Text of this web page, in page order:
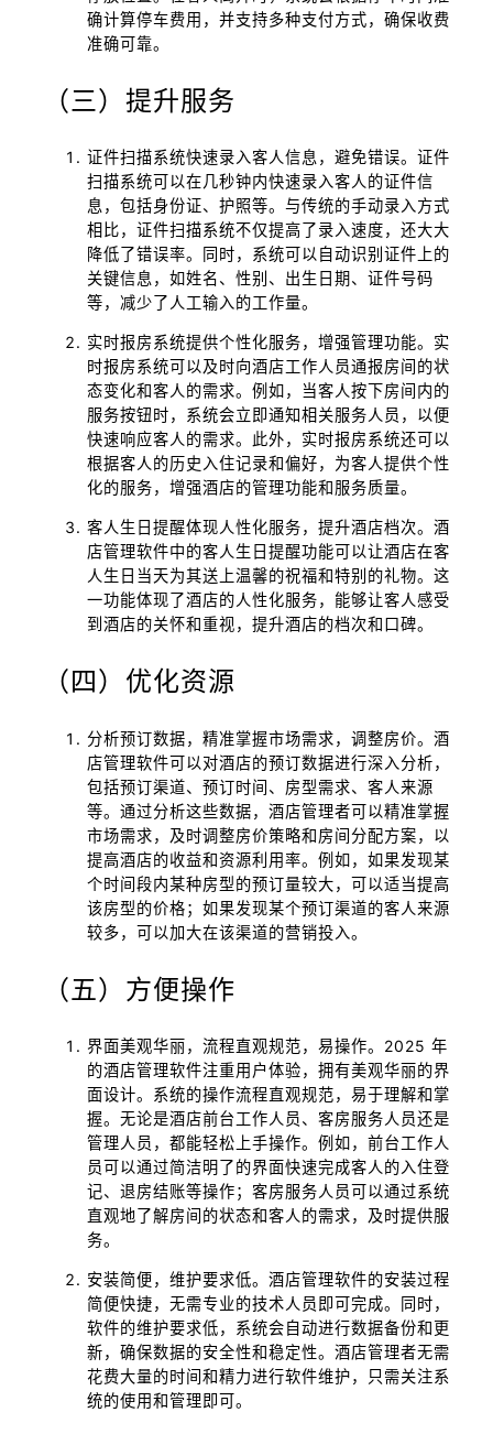
确计算停车费用，并支持多种支付方式，确保收费
准确可靠。
（三）提升服务
证件扫描系统快速录入客人信息，避免错误。证件
扫描系统可以在几秒钟内快速录入客人的证件信
息，包括身份证、护照等。与传统的手动录入方式
相比，证件扫描系统不仅提高了录入速度，还大大
降低了错误率。同时，系统可以自动识别证件上的
关键信息，如姓名、性别、出生日期、证件号码
等，减少了人工输入的工作量。
实时报房系统提供个性化服务，增强管理功能。实
时报房系统可以及时向酒店工作人员通报房间的状
态变化和客人的需求。例如，当客人按下房间内的
服务按钮时，系统会立即通知相关服务人员，以便
快速响应客人的需求。此外，实时报房系统还可以
根据客人的历史入住记录和偏好，为客人提供个性
化的服务，增强酒店的管理功能和服务质量。
客人生日提醒体现人性化服务，提升酒店档次。酒
店管理软件中的客人生日提醒功能可以让酒店在客
人生日当天为其送上温馨的祝福和特别的礼物。这
一功能体现了酒店的人性化服务，能够让客人感受
到酒店的关怀和重视，提升酒店的档次和口碑。
（四）优化资源
分析预订数据，精准掌握市场需求，调整房价。酒
店管理软件可以对酒店的预订数据进行深入分析，
包括预订渠道、预订时间、房型需求、客人来源
等。通过分析这些数据，酒店管理者可以精准掌握
市场需求，及时调整房价策略和房间分配方案，以
提高酒店的收益和资源利用率。例如，如果发现某
个时间段内某种房型的预订量较大，可以适当提高
该房型的价格；如果发现某个预订渠道的客人来源
较多，可以加大在该渠道的营销投入。
（五）方便操作
界面美观华丽，流程直观规范，易操作。2025 年
的酒店管理软件注重用户体验，拥有美观华丽的界
面设计。系统的操作流程直观规范，易于理解和掌
握。无论是酒店前台工作人员、客房服务人员还是
管理人员，都能轻松上手操作。例如，前台工作人
员可以通过简洁明了的界面快速完成客人的入住登
记、退房结账等操作；客房服务人员可以通过系统
直观地了解房间的状态和客人的需求，及时提供服
务。
安装简便，维护要求低。酒店管理软件的安装过程
简便快捷，无需专业的技术人员即可完成。同时，
软件的维护要求低，系统会自动进行数据备份和更
新，确保数据的安全性和稳定性。酒店管理者无需
花费大量的时间和精力进行软件维护，只需关注系
统的使用和管理即可。